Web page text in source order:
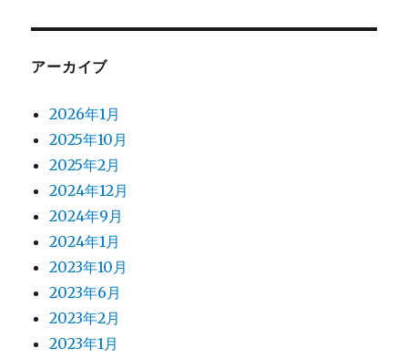
アーカイブ
2026年1月
2025年10月
2025年2月
2024年12月
2024年9月
2024年1月
2023年10月
2023年6月
2023年2月
2023年1月